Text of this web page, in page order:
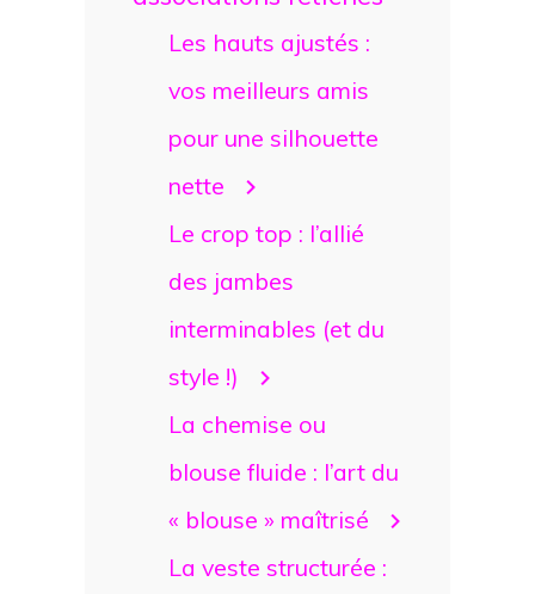
Les hauts ajustés :
vos meilleurs amis
pour une silhouette
nette
Le crop top : l’allié
des jambes
interminables (et du
style !)
La chemise ou
blouse fluide : l’art du
« blouse » maîtrisé
La veste structurée :